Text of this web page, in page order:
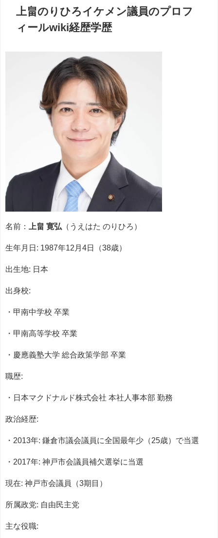
上畠のりひろイケメン議員のプロフ
ィールwiki経歴学歴
名前： 上畠 寛弘 （うえはた のりひろ）
生年月日: 1987年12月4日（38歳）
出生地: 日本
出身校:
・甲南中学校 卒業
・甲南高等学校 卒業
・慶應義塾大学 総合政策学部 卒業
職歴:
・日本マクドナルド株式会社 本社人事本部 勤務
政治経歴:
・2013年: 鎌倉市議会議員に全国最年少（25歳）で当選
・2017年: 神戸市会議員補欠選挙に当選
現在: 神戸市会議員（3期目）
所属政党: 自由民主党
主な役職: